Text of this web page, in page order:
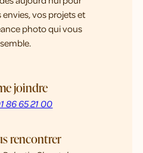
vos projets et
photo qui vous
joindre
86 65 21 00
rencontrer